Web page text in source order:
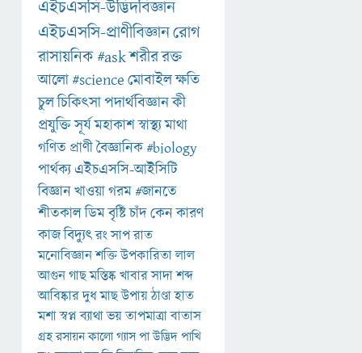
এইচএসসি-উদ্ভিদবিজ্ঞান
এইচএসসি-প্রাণীবিজ্ঞানরোগ
রাসায়নিক#askশরীররক্ত
আলো#scienceমোবাইলক্ষতি
চুলচিকিৎসাপদার্থবিজ্ঞানকী
প্রযুক্তিসূর্যমহাকাশস্বাস্থ্যমাথা
গণিত প্রাণীবৈজ্ঞানিক#biology
পার্থক্য এইচএসসি-আইসিটি
বিজ্ঞানখাওয়াগরম#জানতে
শীতকালডিমবৃষ্টিচাঁদকেনকারণ
কাজবিদ্যুৎরংসাপরাত
মনোবিজ্ঞানশক্তিউপকারিতালাল
আগুনগাছমস্তিষ্কখাবারসাদাশব্দ
আবিষ্কারদুধমাছউপায়ঠাণ্ডাহাত
মশাস্বপ্নব্যাথাভয়তাপমাত্রাবাতাস
গ্রহরসায়নকালোগ্যাসপাউদ্ভিদপাখি